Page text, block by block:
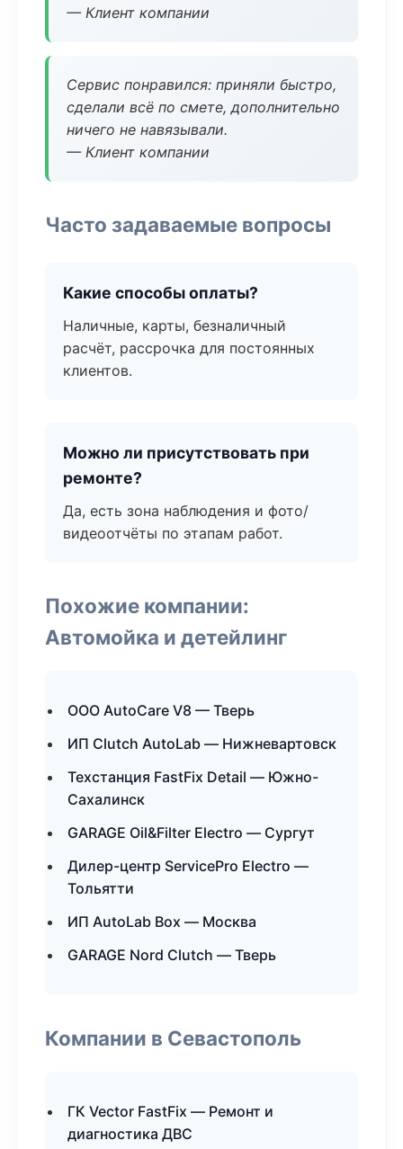
— Клиент компании
Сервис понравился: приняли быстро,
сделали всё по смете, дополнительно
ничего не навязывали.
— Клиент компании
Часто задаваемые вопросы
Какие способы оплаты?
Наличные, карты, безналичный
расчёт, рассрочка для постоянных
клиентов.
Можно ли присутствовать при
ремонте?
Да, есть зона наблюдения и фото/
видеоотчёты по этапам работ.
Похожие компании:
Автомойка и детейлинг
ООО AutoCare V8 — Тверь
ИП Clutch AutoLab — Нижневартовск
Техстанция FastFix Detail — Южно-
Сахалинск
GARAGE Oil&Filter Electro — Сургут
Дилер-центр ServicePro Electro —
Тольятти
ИП AutoLab Box — Москва
GARAGE Nord Clutch — Тверь
Компании в Севастополь
ГК Vector FastFix — Ремонт и
диагностика ДВС